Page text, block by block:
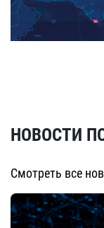
НОВОСТИ
Смотреть все